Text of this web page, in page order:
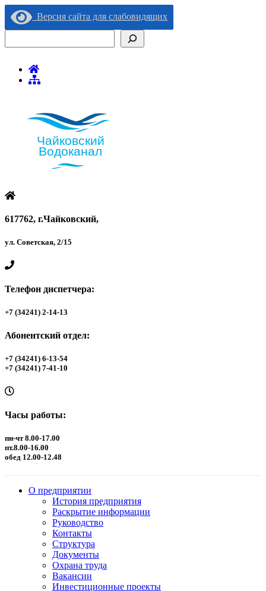
Версия сайта для слабовидящих
617762, г.Чайковский,
ул. Советская, 2/15
Телефон диспетчера:
+7 (34241) 2-14-13
Абонентский отдел:
+7 (34241) 6-13-54
+7 (34241) 7-41-10
Часы работы:
пн-чт 8.00-17.00
пт.8.00-16.00
обед 12.00-12.48
О предприятии
История предприятия
Раскрытие информации
Руководство
Контакты
Структура
Документы
Охрана труда
Вакансии
Инвестиционные проекты